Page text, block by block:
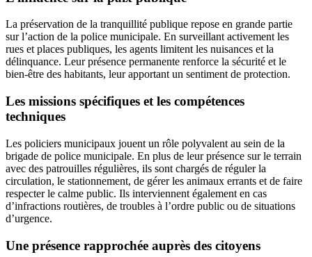
La préservation de la tranquillité publique repose en grande partie
sur l’action de la police municipale. En surveillant activement les
rues et places publiques, les agents limitent les nuisances et la
délinquance. Leur présence permanente renforce la sécurité et le
bien-être des habitants, leur apportant un sentiment de protection.
Les missions spécifiques et les compétences
techniques
Les policiers municipaux jouent un rôle polyvalent au sein de la
brigade de police municipale. En plus de leur présence sur le terrain
avec des patrouilles régulières, ils sont chargés de réguler la
circulation, le stationnement, de gérer les animaux errants et de faire
respecter le calme public. Ils interviennent également en cas
d’infractions routières, de troubles à l’ordre public ou de situations
d’urgence.
Une présence rapprochée auprès des citoyens